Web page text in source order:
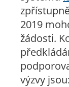
2019
žádosti.
výzvy jsou: